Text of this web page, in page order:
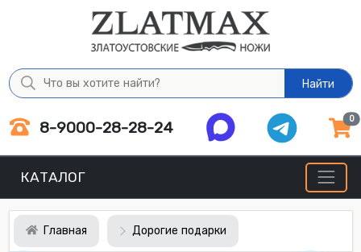
Найти
8-9000-28-28-24 0
КАТАЛОГ
Главная Дорогие подарки